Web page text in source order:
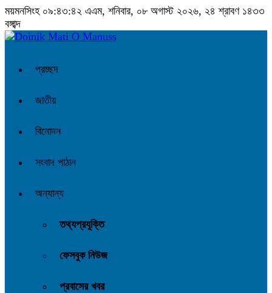
ময়মনসিংহ ০৯:৪৩:৪৩ এএম, শনিবার, ০৮ অগাস্ট ২০২৬, ২৪ শ্রাবণ ১৪৩৩
বঙ্গাব্দ
প্রচ্ছদ
জাতীয়
বিনোদন
সংবাদ পাঠান
অন্যান্য
তথ্যপ্রযুক্তি
ফেসবুক নিউজ
প্রবাসের খবর